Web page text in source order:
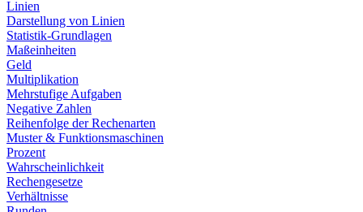
Linien
Darstellung von Linien
Statistik-Grundlagen
Maßeinheiten
Geld
Multiplikation
Mehrstufige Aufgaben
Negative Zahlen
Reihenfolge der Rechenarten
Muster & Funktionsmaschinen
Prozent
Wahrscheinlichkeit
Rechengesetze
Verhältnisse